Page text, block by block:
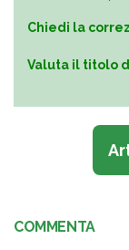
Chiedi la
Valuta il titolo
COMMENTA